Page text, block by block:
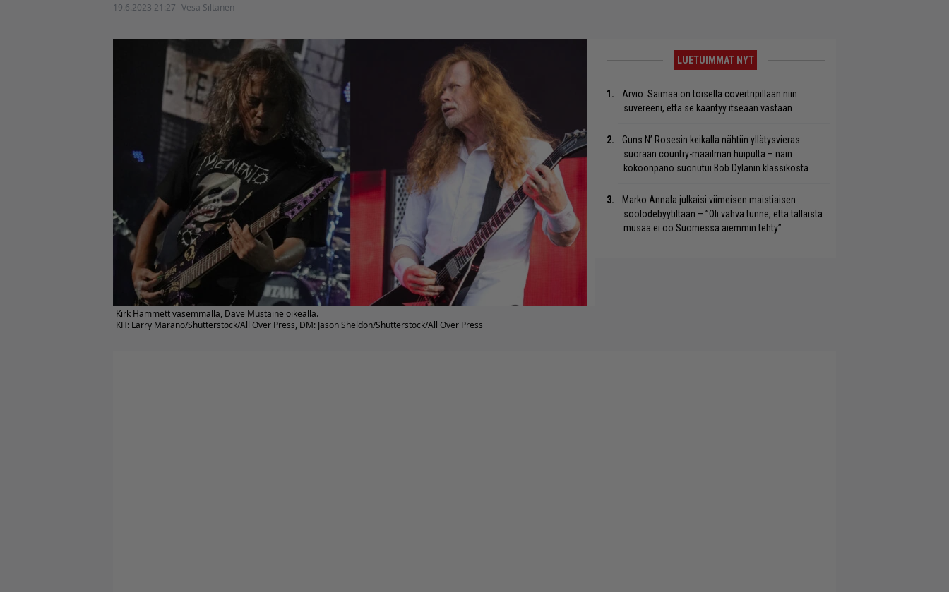
19.6.2023 21:27 Vesa Siltanen
Kirk Hammett vasemmalla, Dave Mustaine oikealla.
KH: Larry Marano/Shutterstock/All Over Press, DM: Jason Sheldon/Shutterstock/All Over Press
LUETUIMMAT NYT
Arvio: Saimaa on toisella covertripillään niin
suvereeni, että se kääntyy itseään vastaan
Guns N’ Rosesin keikalla nähtiin yllätysvieras
suoraan country-maailman huipulta – näin
kokoonpano suoriutui Bob Dylanin klassikosta
Marko Annala julkaisi viimeisen maistiaisen
soolodebyytiltään – ”Oli vahva tunne, että tällaista
musaa ei oo Suomessa aiemmin tehty”